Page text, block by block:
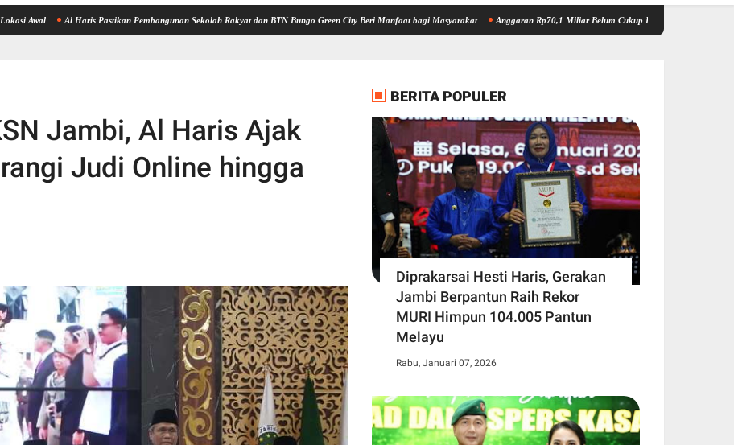
Al Haris Pastikan Pembangunan Sekolah Rakyat dan BTN Bungo Green City Beri Manfaat bagi Masyarakat Anggaran Rp70,1 Miliar Belum Cukup Dongkrak Jalan Mantap di Jambi,
Jambi, Al Haris Ajak
Judi Online hingga
BERITA POPULER
Diprakarsai Hesti Haris, Gerakan
Jambi Berpantun Raih Rekor
MURI Himpun 104.005 Pantun
Melayu
Rabu, Januari 07, 2026